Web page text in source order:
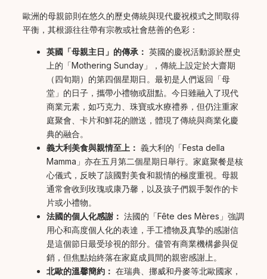
歐洲的母親節則在悠久的歷史傳統與現代慶祝模式之間取得
平衡，其根源往往帶有宗教或社會慈善的色彩：
英國「母親主日」的傳承： 英國的慶祝活動源於歷史
上的「Mothering Sunday」，傳統上設定於大齋期
（四旬期）的第四個星期日。最初是人們返回「母
堂」的日子，攜帶小禮物或甜點。今日雖融入了現代
商業元素，如巧克力、珠寶或水療禮券，但仍注重家
庭聚會、卡片和鮮花的贈送，體現了傳統與商業化慶
典的融合。
義大利美食與親情至上： 義大利的「Festa della
Mamma」亦在五月第二個星期日舉行。家庭聚餐是核
心儀式，反映了該國對美食和親情的極度重視。母親
通常會收到玫瑰或康乃馨，以及孩子們親手製作的卡
片或小禮物。
法國的個人化感謝： 法國的「Fête des Mères」強調
用心和高度個人化的表達，手工禮物及真摯的感謝信
是這個節日最受珍視的部分。儘管有商業機構參與促
銷，但焦點始終落在家庭成員間的親密感謝上。
北歐的溫馨簡約： 在瑞典、挪威和丹麥等北歐國家，